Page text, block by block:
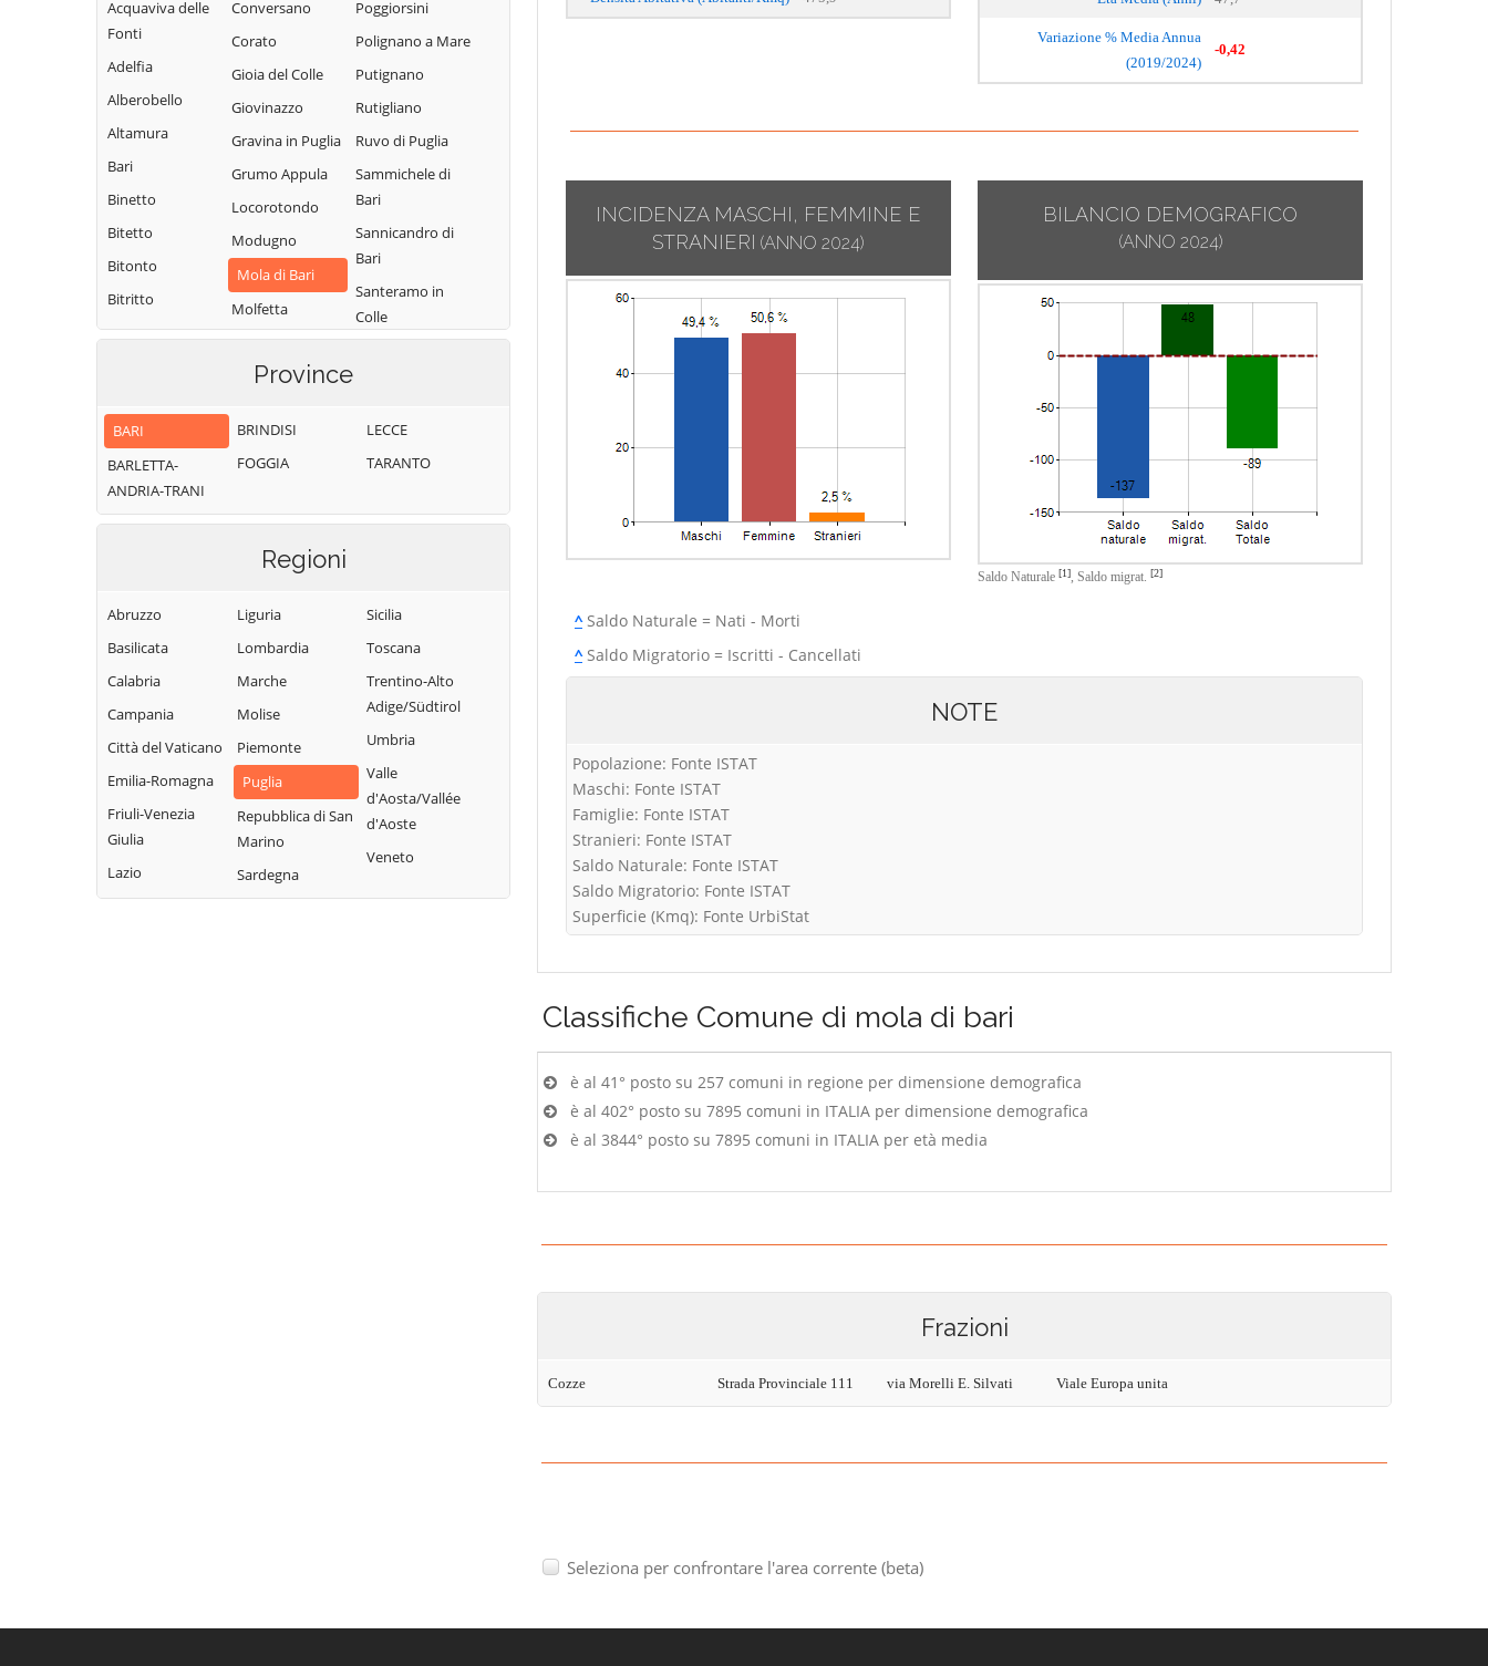
Acquaviva delle
Fonti
Adelfia
Alberobello
Altamura
Bari
Binetto
Bitetto
Bitonto
Bitritto
Capurso
Murge
Castellana Grotte
Cellamare
Conversano
Corato
Gioia del Colle
Giovinazzo
Gravina in Puglia
Grumo Appula
Locorotondo
Modugno
Mola di Bari
Molfetta
Monopoli
Noci
Palo del Colle
Poggiorsini
Polignano a Mare
Putignano
Rutigliano
Ruvo di Puglia
Sammichele di
Bari
Sannicandro di
Bari
Santeramo in
Colle
Province
BARI
BARLETTA-
ANDRIA-TRANI
BRINDISI
FOGGIA
LECCE
TARANTO
Regioni
Abruzzo
Basilicata
Calabria
Campania
Città del Vaticano
Emilia-Romagna
Friuli-Venezia
Giulia
Lazio
Liguria
Lombardia
Marche
Molise
Piemonte
Puglia
Repubblica di San
Marino
Sardegna
Sicilia
Toscana
Trentino-Alto
Adige/Südtirol
Umbria
Valle
d'Aosta/Vallée
d'Aoste
Veneto
Variazione % Media Annua
(2019/2024)
-0,42
INCIDENZA MASCHI, FEMMINE E
STRANIERI (ANNO 2024)
BILANCIO DEMOGRAFICO
(ANNO 2024)
Saldo Naturale [1], Saldo migrat. [2]
^Saldo Naturale = Nati - Morti
^Saldo Migratorio = Iscritti - Cancellati
NOTE
Popolazione: Fonte ISTAT
Maschi: Fonte ISTAT
Famiglie: Fonte ISTAT
Stranieri: Fonte ISTAT
Saldo Naturale: Fonte ISTAT
Saldo Migratorio: Fonte ISTAT
Superficie (Kmq): Fonte UrbiStat
Classifiche Comune di mola di bari
è al 41° posto su 257 comuni in regione per dimensione demografica
è al 402° posto su 7895 comuni in ITALIA per dimensione demografica
è al 3844° posto su 7895 comuni in ITALIA per età media
Frazioni
Cozze Strada Provinciale 111 via Morelli E. Silvati Viale Europa unita
Seleziona per confrontare l'area corrente (beta)